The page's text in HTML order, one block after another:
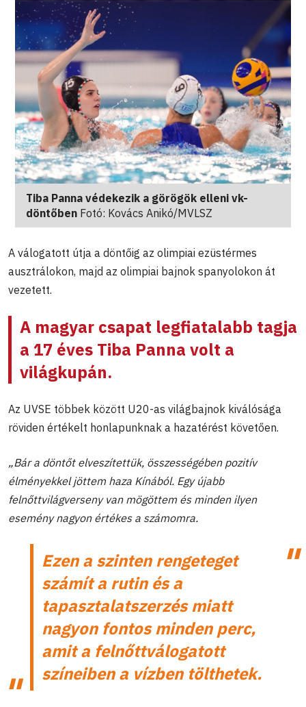
Tiba Panna védekezik a görögök elleni vk-
döntőben Fotó: Kovács Anikó/MVLSZ
A válogatott útja a döntőig az olimpiai ezüstérmes
ausztrálokon, majd az olimpiai bajnok spanyolokon át
vezetett.
A magyar csapat legfiatalabb tagja
a 17 éves Tiba Panna volt a
világkupán.
Az UVSE többek között U20-as világbajnok kiválósága
röviden értékelt honlapunknak a hazatérést követően.
„Bár a döntőt elveszítettük, összességében pozitív
élményekkel jöttem haza Kínából. Egy újabb
felnőttvilágverseny van mögöttem és minden ilyen
esemény nagyon értékes a számomra.
Ezen a szinten rengeteget
számít a rutin és a
tapasztalatszerzés miatt
nagyon fontos minden perc,
amit a felnőttválogatott
színeiben a vízben tölthetek.